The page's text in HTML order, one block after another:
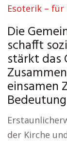
Esoterik – für
Die
schafft
stärkt das
einsamen
der Kirche